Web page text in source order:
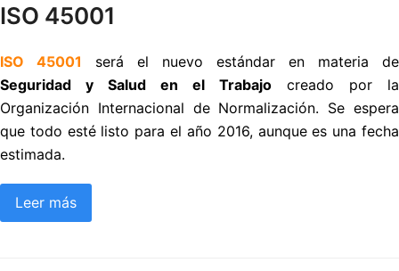
ISO 45001
ISO 45001 será el nuevo estándar en materia de
Seguridad y Salud en el Trabajo creado por la
Organización Internacional de Normalización. Se espera
que todo esté listo para el año 2016, aunque es una fecha
estimada.
Leer más